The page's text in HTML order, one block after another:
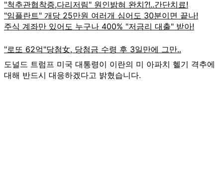
도널드 트럼프 미국 대통령이 이란의 미 아파치 헬기 격추에
대해 반드시 대응하겠다고 밝혔습니다.